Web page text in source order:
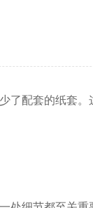
配套的纸套。